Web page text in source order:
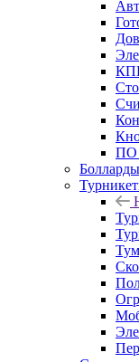
ПО
Болларды